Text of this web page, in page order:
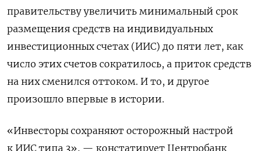
правительству увеличить минимальный срок
размещения средств на индивидуальных
инвестиционных счетах (ИИС) до пяти лет, как
число этих счетов сократилось, а приток средств
на них сменился оттоком. И то, и другое
произошло впервые в истории.
«Инвесторы сохраняют осторожный настрой
к ИИС типа 3», — констатирует Центробанк